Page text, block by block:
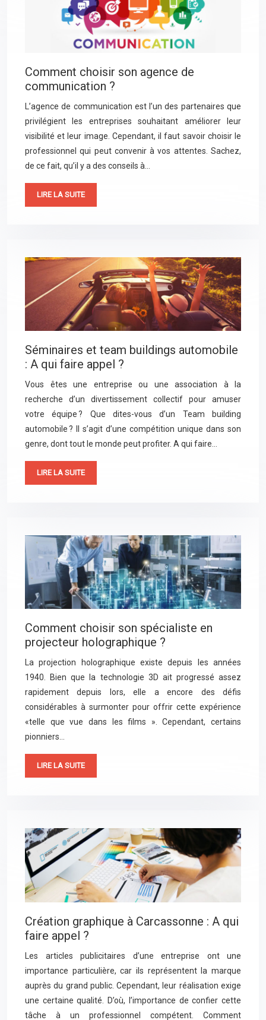
Comment choisir son agence de
communication ?
L’agence de communication est l’un des partenaires que
privilégient les entreprises souhaitant améliorer leur
visibilité et leur image. Cependant, il faut savoir choisir le
professionnel qui peut convenir à vos attentes. Sachez,
de ce fait, qu’il y a des conseils à…
LIRE LA SUITE
Séminaires et team buildings automobile
: A qui faire appel ?
Vous êtes une entreprise ou une association à la
recherche d’un divertissement collectif pour amuser
votre équipe ? Que dites-vous d’un Team building
automobile ? Il s’agit d’une compétition unique dans son
genre, dont tout le monde peut profiter. A qui faire…
LIRE LA SUITE
Comment choisir son spécialiste en
projecteur holographique ?
La projection holographique existe depuis les années
1940. Bien que la technologie 3D ait progressé assez
rapidement depuis lors, elle a encore des défis
considérables à surmonter pour offrir cette expérience
«telle que vue dans les films ». Cependant, certains
pionniers…
LIRE LA SUITE
Création graphique à Carcassonne : A qui
faire appel ?
Les articles publicitaires d’une entreprise ont une
importance particulière, car ils représentent la marque
auprès du grand public. Cependant, leur réalisation exige
une certaine qualité. D’où, l’importance de confier cette
tâche à un professionnel compétent. Comment